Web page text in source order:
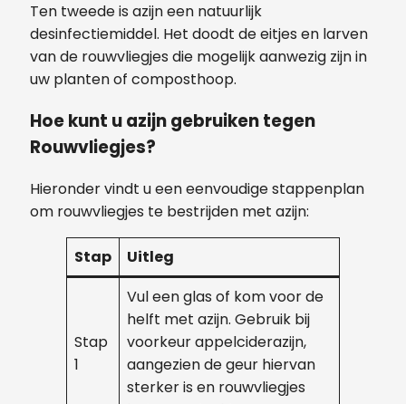
Ten tweede is azijn een natuurlijk
desinfectiemiddel. Het doodt de eitjes en larven
van de rouwvliegjes die mogelijk aanwezig zijn in
uw planten of composthoop.
Hoe kunt u azijn gebruiken tegen
Rouwvliegjes?
Hieronder vindt u een eenvoudige stappenplan
om rouwvliegjes te bestrijden met azijn:
Stap Uitleg
Stap
1
Vul een glas of kom voor de
helft met azijn. Gebruik bij
voorkeur appelciderazijn,
aangezien de geur hiervan
sterker is en rouwvliegjes